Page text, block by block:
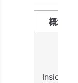
概念
Inside